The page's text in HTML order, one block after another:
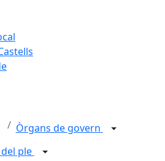
Òrgans de govern
ple